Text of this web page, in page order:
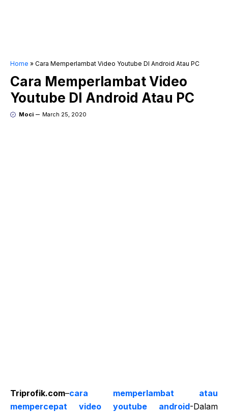
Home » Cara Memperlambat Video Youtube DI Android Atau PC
Cara Memperlambat Video
Youtube DI Android Atau PC
Moci March 25, 2020
Triprofik.com–cara memperlambat atau
mempercepat video youtube android-Dalam